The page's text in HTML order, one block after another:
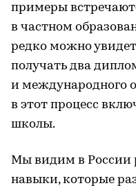
примеры
в частном
редко можно
получать два
и международного
в этот процесс
школы.
Мы видим в России
навыки, которые